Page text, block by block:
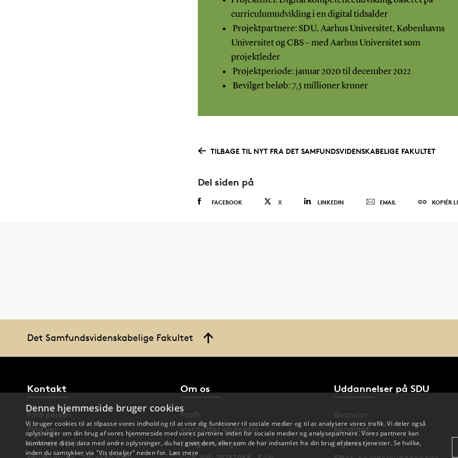
curriculumudvikling i en digital tidsalder
Projektpartnere: SDU, Aarhus Universitet, Københavns
Universitet og CBS – med Aarhus Universitet som
projektleder
Projektperiode: januar 2020 til december 2022
Bevilget beløb: 7,5 millioner kroner
TILBAGE TIL NYT FRA DET SAMFUNDSVIDENSKABELIGE FAKULTET
Del siden på
FACEBOOK X LINKEDIN EMAIL KOPIÉR
Det Samfundsvidenskabelige Fakultet
Kontakt
Find person
Find vej
Kontakt SDU
Om os
Profil
Institutter og centre
Ledige stillinger
Uddannelser på SDU
Bachelor
Kandidat
Ingeniør
Denne hjemmeside bruger cookies
Vi bruger cookies til at tilpasse vores indhold og til at vise dig funktioner til sociale medier og til at analysere vores trafik. Vi deler også
oplysninger om din brug af vores hjemmeside med vores partnere inden for sociale medier og analysepartnere. Vores partnere kan
kombinere disse data med andre oplysninger, du har givet dem, eller som de har indsamlet fra din brug af deres tjenester. Se hvilke,
inden du samtykker via "Vis detaljer" neden for. Læs mere